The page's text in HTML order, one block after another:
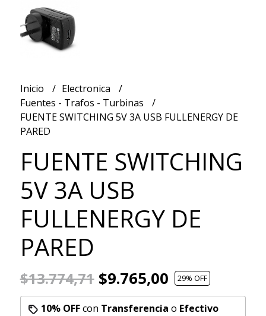
Inicio
Electronica
Fuentes - Trafos - Turbinas
FUENTE SWITCHING 5V 3A USB FULLENERGY DE
PARED
FUENTE SWITCHING
5V 3A USB
FULLENERGY DE
PARED
$13.774,71$9.765,00 29% OFF
10% OFFcon Transferencia o Efectivo